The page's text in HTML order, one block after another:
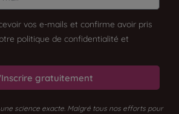
vos e-mails et confirme avoir pris
politique de confidentialité et
gratuitement
une science exacte. Malgré tous nos efforts pour